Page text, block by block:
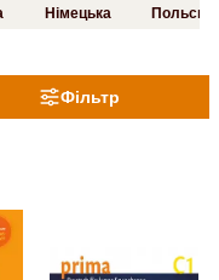
Німецька
Фільтр